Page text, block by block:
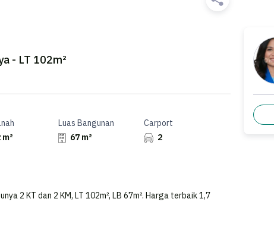
- LT 102m²
Luas Bangunan
67 m²
Carport
2
2 KT dan 2 KM, LT 102m², LB 67m². Harga terbaik 1,7